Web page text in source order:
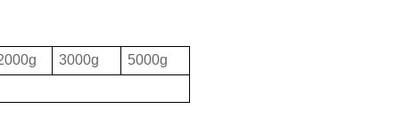
3000g
5000g